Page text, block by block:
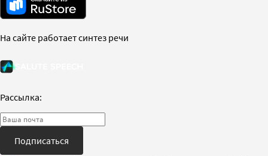
На сайте работает синтез речи
Рассылка:
Подписаться